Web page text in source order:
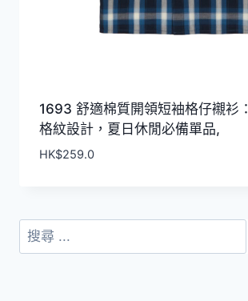
1693 舒適棉質開領短袖格仔襯衫
格紋設計，夏日休閒必備單品,
HK$259.0
搜
尋